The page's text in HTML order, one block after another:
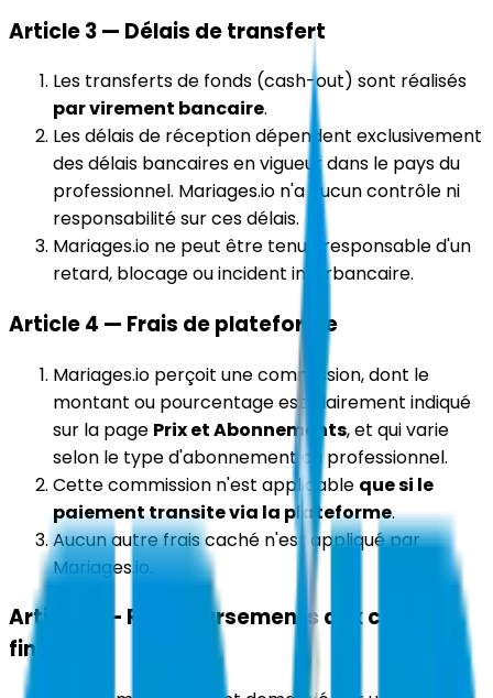
Article 3 — Délais de transfert
Les transferts de fonds (cash-out) sont réalisés
par virement bancaire.
Les délais de réception dépendent exclusivement
des délais bancaires en vigueur dans le pays du
professionnel. Mariages.io n'a aucun contrôle ni
responsabilité sur ces délais.
Mariages.io ne peut être tenue responsable d'un
retard, blocage ou incident interbancaire.
Article 4 — Frais de plateforme
Mariages.io perçoit une commission, dont le
montant ou pourcentage est clairement indiqué
sur la page Prix et Abonnements, et qui varie
selon le type d'abonnement du professionnel.
Cette commission n'est applicable que si le
paiement transite via la plateforme.
Aucun autre frais caché n'est appliqué par
Mariages.io.
Article 5 — Remboursements aux clients
finaux